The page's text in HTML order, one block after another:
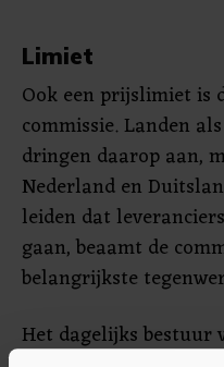
Limiet
Ook een prijslimiet is
commissie. Landen
dringen daarop aan,
Nederland en
leiden dat
gaan, beaamt de
belangrijkste
Het dagelijks bestuur